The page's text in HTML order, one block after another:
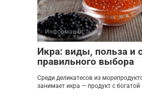
Информация
Икра: виды, польза и
правильного выбора
Среди деликатесов из
занимает икра — продукт с богатой